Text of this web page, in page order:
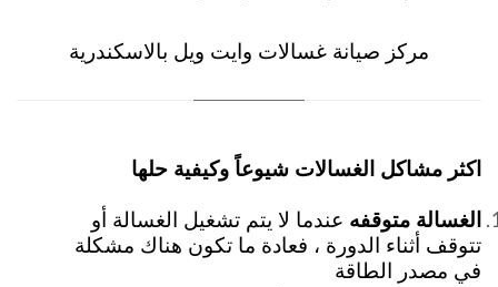
مركز صيانة غسالات وايت ويل بالاسكندرية
اكثر مشاكل الغسالات شيوعاً وكيفية حلها
الغسالة متوقفه عندما لا يتم تشغيل الغسالة أو
تتوقف أثناء الدورة ، فعادة ما تكون هناك مشكلة
في مصدر الطاقة